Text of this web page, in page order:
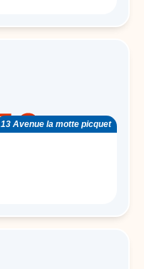
13 Avenue la motte picquet